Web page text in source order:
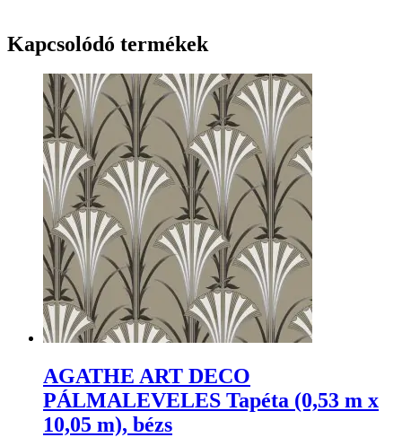
Kapcsolódó termékek
AGATHE ART DECO
PÁLMALEVELES Tapéta (0,53 m x
10,05 m), bézs